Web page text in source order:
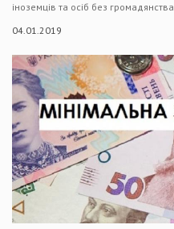
іноземців та осіб без громадянства
04.01.2019